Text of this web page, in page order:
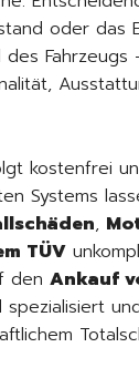
oder das
Fahrzeugs
kostenfrei
Systems
,
TÜV
den Ankauf
spezialisiert